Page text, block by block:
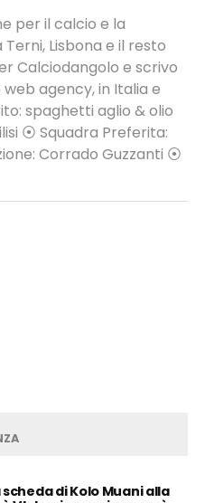
per il calcio e la
Lisbona e il resto
Calciodangolo e scrivo
agency, in Italia e
spaghetti aglio & olio
⦿ Squadra Preferita:
Corrado Guzzanti ⦿
di Kolo Muani alla